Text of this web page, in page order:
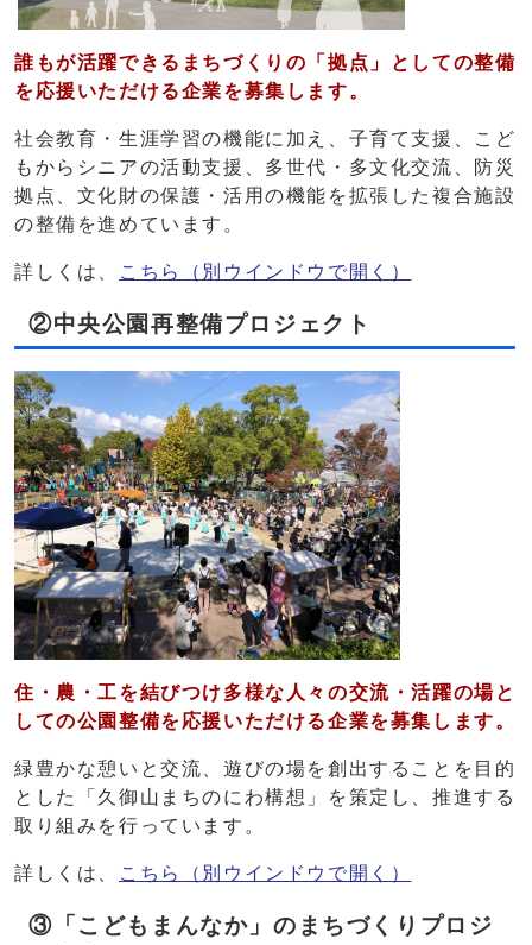
誰もが活躍できるまちづくりの「拠点」としての整備
を応援いただける企業を募集します。
社会教育・生涯学習の機能に加え、子育て支援、こど
もからシニアの活動支援、多世代・多文化交流、防災
拠点、文化財の保護・活用の機能を拡張した複合施設
の整備を進めています。
詳しくは、 こちら （別ウインドウで開く）
②中央公園再整備プロジェクト
住・農・工を結びつけ多様な人々の交流・活躍の場と
しての公園整備を応援いただける企業を募集します。
緑豊かな憩いと交流、遊びの場を創出することを目的
とした「久御山まちのにわ構想」を策定し、推進する
取り組みを行っています。
詳しくは、 こちら （別ウインドウで開く）
③「こどもまんなか」のまちづくりプロジ